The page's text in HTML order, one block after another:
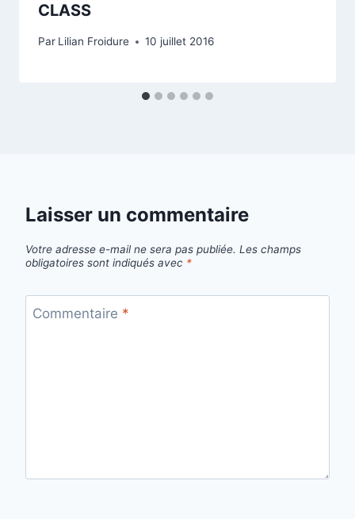
CLASS
Par Lilian Froidure 10 juillet 2016
Laisser un commentaire
Votre adresse e-mail ne sera pas publiée. Les champs
obligatoires sont indiqués avec *
Commentaire *